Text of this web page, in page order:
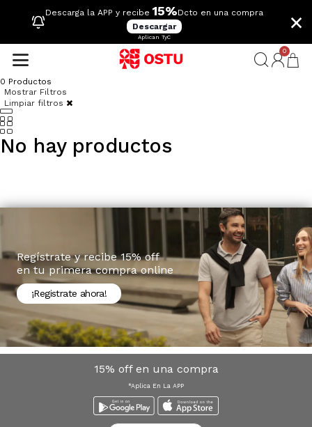
Descarga la APP y recibe 15%Dcto en una compra
Descargar
Aplican TyC
×
0
0 Productos
Mostrar Filtros
Limpiar filtros
No hay productos
Regístrate y recibe 15% off
en tu primera compra online
¡Registrate ahora!
15% off en una compra
*Aplica En La APP